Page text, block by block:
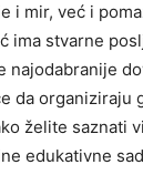
i mir, već i
ima stvarne
najodabranije
da organiziraju
želite saznati
edukativne